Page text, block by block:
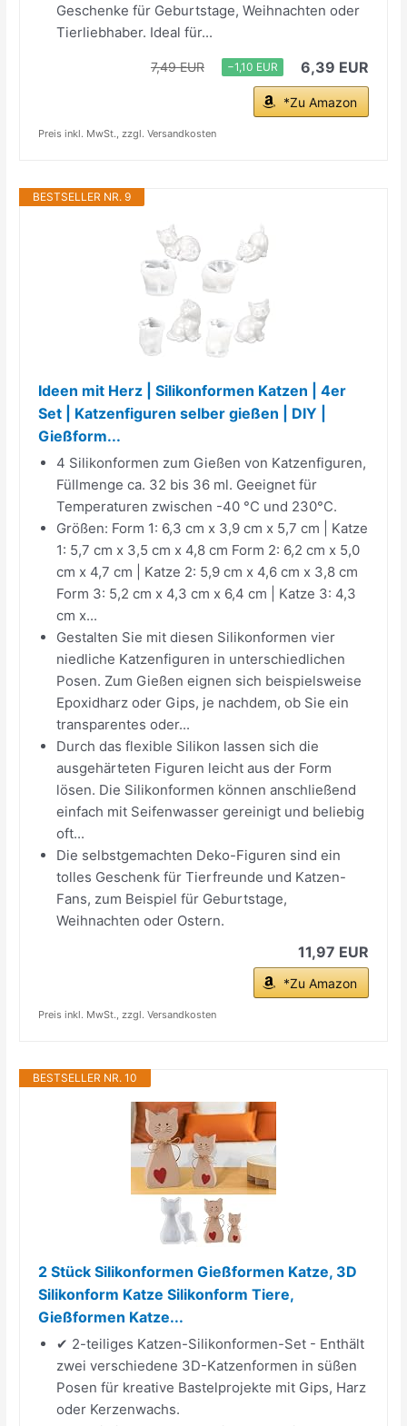
Geschenke für Geburtstage, Weihnachten oder
Tierliebhaber. Ideal für...
7,49 EUR −1,10 EUR 6,39 EUR
*Zu Amazon
Preis inkl. MwSt., zzgl. Versandkosten
BESTSELLER NR. 9
Ideen mit Herz | Silikonformen Katzen | 4er
Set | Katzenfiguren selber gießen | DIY |
Gießform...
4 Silikonformen zum Gießen von Katzenfiguren,
Füllmenge ca. 32 bis 36 ml. Geeignet für
Temperaturen zwischen -40 °C und 230°C.
Größen: Form 1: 6,3 cm x 3,9 cm x 5,7 cm | Katze
1: 5,7 cm x 3,5 cm x 4,8 cm Form 2: 6,2 cm x 5,0
cm x 4,7 cm | Katze 2: 5,9 cm x 4,6 cm x 3,8 cm
Form 3: 5,2 cm x 4,3 cm x 6,4 cm | Katze 3: 4,3
cm x...
Gestalten Sie mit diesen Silikonformen vier
niedliche Katzenfiguren in unterschiedlichen
Posen. Zum Gießen eignen sich beispielsweise
Epoxidharz oder Gips, je nachdem, ob Sie ein
transparentes oder...
Durch das flexible Silikon lassen sich die
ausgehärteten Figuren leicht aus der Form
lösen. Die Silikonformen können anschließend
einfach mit Seifenwasser gereinigt und beliebig
oft...
Die selbstgemachten Deko-Figuren sind ein
tolles Geschenk für Tierfreunde und Katzen-
Fans, zum Beispiel für Geburtstage,
Weihnachten oder Ostern.
11,97 EUR
*Zu Amazon
Preis inkl. MwSt., zzgl. Versandkosten
BESTSELLER NR. 10
2 Stück Silikonformen Gießformen Katze, 3D
Silikonform Katze Silikonform Tiere,
Gießformen Katze...
✔ 2-teiliges Katzen-Silikonformen-Set - Enthält
zwei verschiedene 3D-Katzenformen in süßen
Posen für kreative Bastelprojekte mit Gips, Harz
oder Kerzenwachs.